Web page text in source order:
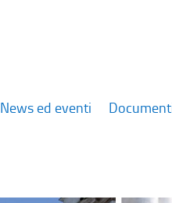
News ed eventi